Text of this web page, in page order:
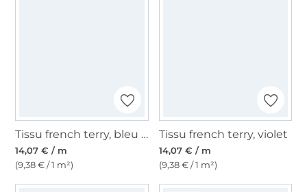
Tissu french terry, bleu bébé
14,07 € / m
(9,38 € / 1 m²)
Tissu french terry, violet
14,07 € / m
(9,38 € / 1 m²)